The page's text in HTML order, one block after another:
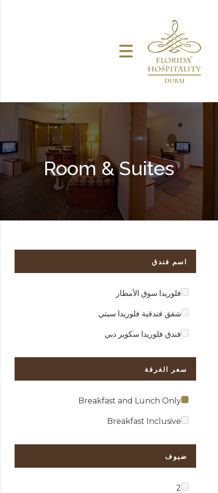
Room & Suites
اسم فندق
فلوريدا سوق الأمطار
شقق فندقية فلوريدا سيتي
فندق فلوريدا سكوير دبي
سعر الغرفة
Breakfast and Lunch Only
Breakfast Inclusive
ضيوف
2